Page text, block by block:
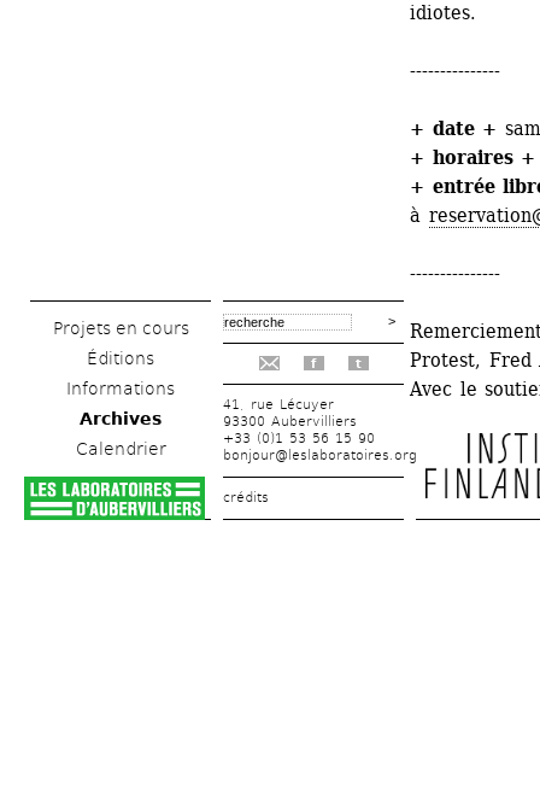
Projets en cours
Éditions
Informations
Archives
Calendrier
f t
41, rue Lécuyer
93300 Aubervilliers
+33 (0)1 53 56 15 90
bonjour@leslaboratoires.org
crédits
idiotes.
---------------
+ date +
+ horaires +
+ entrée
à
---------------
Protest, Fred
Avec le